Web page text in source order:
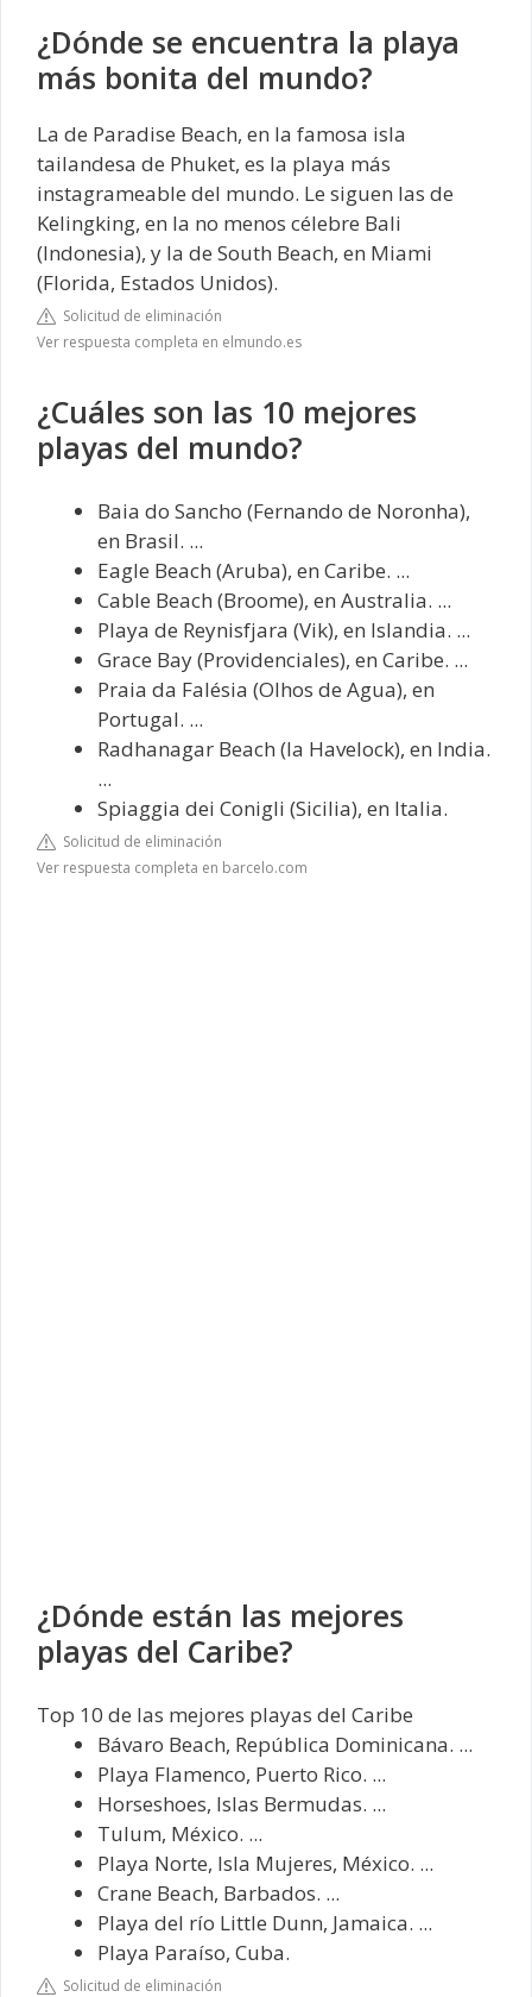
¿Dónde se encuentra la playa
más bonita del mundo?
La de Paradise Beach, en la famosa isla
tailandesa de Phuket, es la playa más
instagrameable del mundo. Le siguen las de
Kelingking, en la no menos célebre Bali
(Indonesia), y la de South Beach, en Miami
(Florida, Estados Unidos).
Solicitud de eliminación
Ver respuesta completa en elmundo.es
¿Cuáles son las 10 mejores
playas del mundo?
Baia do Sancho (Fernando de Noronha),
en Brasil. ...
Eagle Beach (Aruba), en Caribe. ...
Cable Beach (Broome), en Australia. ...
Playa de Reynisfjara (Vik), en Islandia. ...
Grace Bay (Providenciales), en Caribe. ...
Praia da Falésia (Olhos de Agua), en
Portugal. ...
Radhanagar Beach (la Havelock), en India.
...
Spiaggia dei Conigli (Sicilia), en Italia.
Solicitud de eliminación
Ver respuesta completa en barcelo.com
¿Dónde están las mejores
playas del Caribe?
Top 10 de las mejores playas del Caribe
Bávaro Beach, República Dominicana. ...
Playa Flamenco, Puerto Rico. ...
Horseshoes, Islas Bermudas. ...
Tulum, México. ...
Playa Norte, Isla Mujeres, México. ...
Crane Beach, Barbados. ...
Playa del río Little Dunn, Jamaica. ...
Playa Paraíso, Cuba.
Solicitud de eliminación